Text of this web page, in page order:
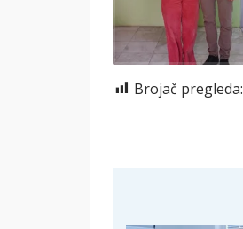
Brojač pregleda: